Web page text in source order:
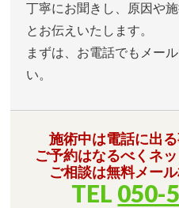
丁寧にお聞きし、原因や
とお伝えいたします。
まずは、お電話でもメー
い。
施術中は電話に出る
ご予約はなるべくネ
ご相談は無料メー
TEL 050-